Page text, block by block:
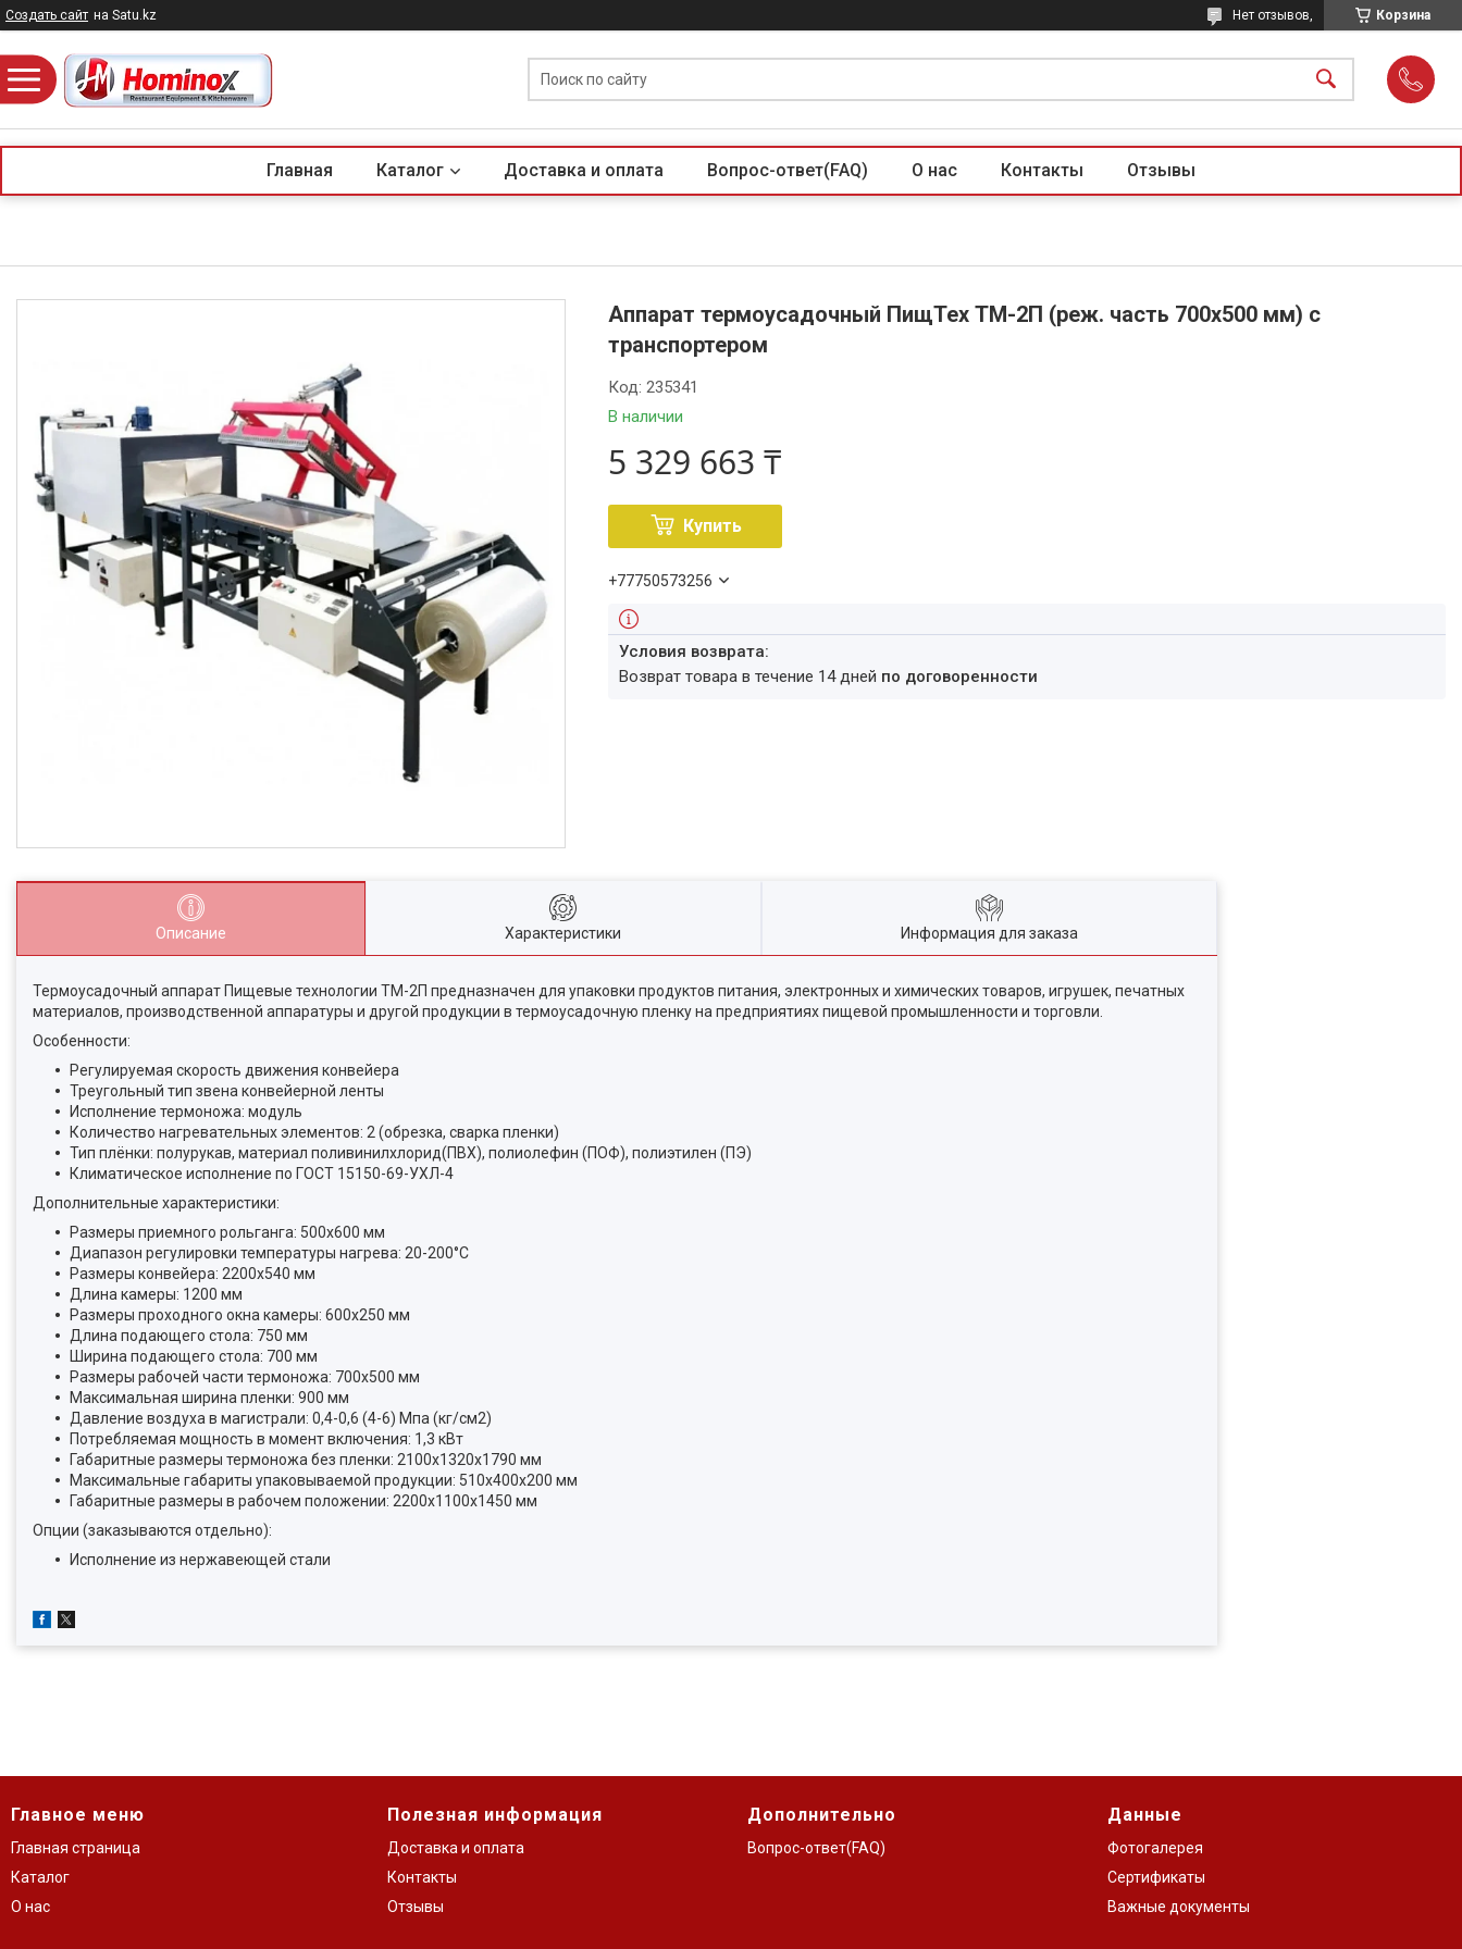
Создать сайт на Satu.kz Корзина
Нет отзывов,
Главная Каталог Доставка и оплата Вопрос-ответ(FAQ) О нас Контакты Отзывы
Аппарат термоусадочный ПищТех ТМ-2П (реж. часть 700х500 мм) с
транспортером
В наличии
Код:235341
5 329 663 ₸
Купить
+77750573256
возврат товара в течение 14 дней по договоренности
Описание Характеристики Информация для заказа
Термоусадочный аппарат Пищевые технологии ТМ-2П предназначен для упаковки продуктов питания, электронных и химических товаров, игрушек, печатных
материалов, производственной аппаратуры и другой продукции в термоусадочную пленку на предприятиях пищевой промышленности и торговли.
Особенности:
Регулируемая скорость движения конвейера
Треугольный тип звена конвейерной ленты
Исполнение термоножа: модуль
Количество нагревательных элементов: 2 (обрезка, сварка пленки)
Тип плёнки: полурукав, материал поливинилхлорид(ПВХ), полиолефин (ПОФ), полиэтилен (ПЭ)
Климатическое исполнение по ГОСТ 15150-69-УХЛ-4
Дополнительные характеристики:
Размеры приемного рольганга: 500х600 мм
Диапазон регулировки температуры нагрева: 20-200°С
Размеры конвейера: 2200x540 мм
Длина камеры: 1200 мм
Размеры проходного окна камеры: 600х250 мм
Длина подающего стола: 750 мм
Ширина подающего стола: 700 мм
Размеры рабочей части термоножа: 700x500 мм
Максимальная ширина пленки: 900 мм
Давление воздуха в магистрали: 0,4-0,6 (4-6) Мпа (кг/см2)
Потребляемая мощность в момент включения: 1,3 кВт
Габаритные размеры термоножа без пленки: 2100x1320x1790 мм
Максимальные габариты упаковываемой продукции: 510х400х200 мм
Габаритные размеры в рабочем положении: 2200x1100x1450 мм
Опции (заказываются отдельно):
Исполнение из нержавеющей стали
Главное меню
Главная страница
Каталог
О нас
Полезная информация
Доставка и оплата
Контакты
Отзывы
Дополнительно
Вопрос-ответ(FAQ)
Данные
Фотогалерея
Сертификаты
Важные документы